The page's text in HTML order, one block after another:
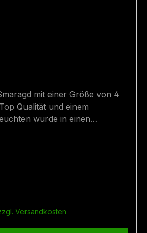
mit einer Größe von 4
Qualität und einem
wurde in einen
Sie einen Ring in der
an - die Lieferzeit für
beträgt ca. 2 Monate.
Ringgröße: 58 Fundort: Bramberg
Versandkosten